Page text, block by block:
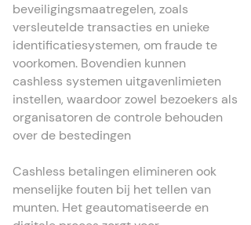
beveiligingsmaatregelen, zoals
versleutelde transacties en unieke
identificatiesystemen, om fraude te
voorkomen. Bovendien kunnen
cashless systemen uitgavenlimieten
instellen, waardoor zowel bezoekers als
organisatoren de controle behouden
over de bestedingen
Cashless betalingen elimineren ook
menselijke fouten bij het tellen van
munten. Het geautomatiseerde en